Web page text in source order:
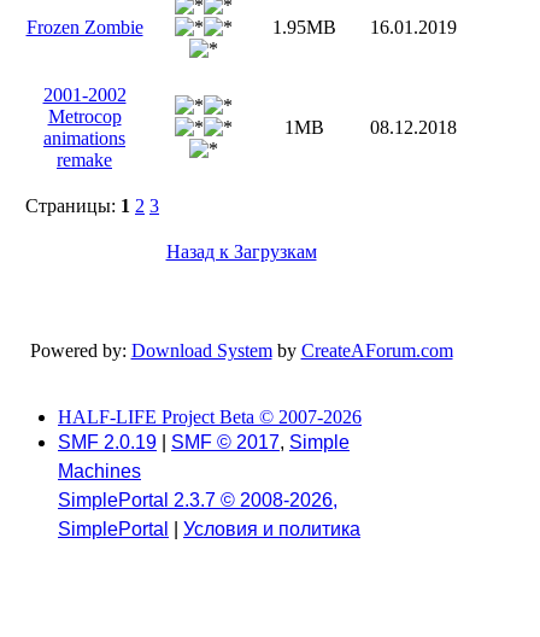
Frozen Zombie 1.95MB 16.01.2019
2001-2002
Metrocop
animations
remake
1MB 08.12.2018
Страницы: 1 2 3
Назад к Загрузкам
Powered by: Download Systemby CreateAForum.com
HALF-LIFE Project Beta © 2007-2026
SMF 2.0.19
SMF © 2017, Simple
Machines
SimplePortal 2.3.7 © 2008-2026,
SimplePortal
Условия и политика